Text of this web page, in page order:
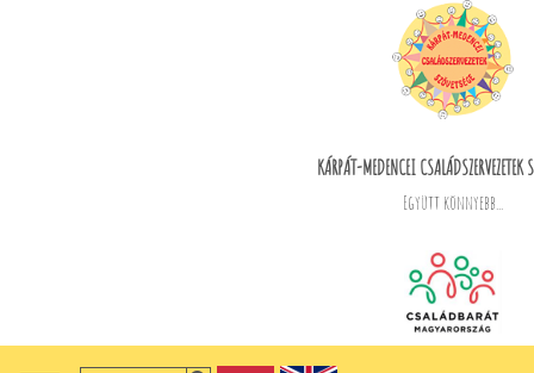
KÁRPÁT-MEDENCEI CSALÁDSZERVEZETEK
Együtt könnyebb...